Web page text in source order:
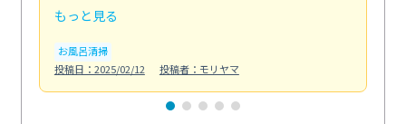
もっと見る
お風呂清掃
投稿日：2025/02/12
投稿者：モリヤマ